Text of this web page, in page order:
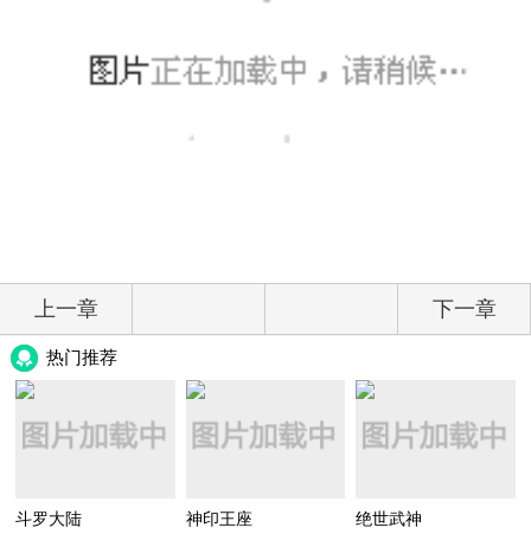
上一章 下一章
热门推荐
斗罗大陆 神印王座 绝世武神